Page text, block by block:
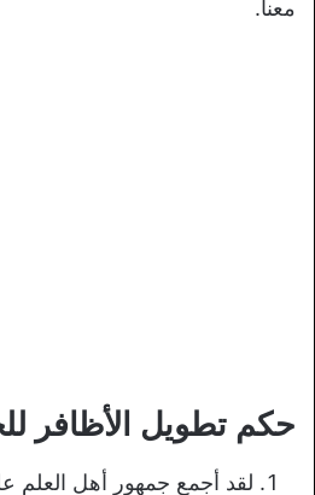
معنا.
حكم تطويل الأظافر
لقد أجمع جمهور أهل العلم